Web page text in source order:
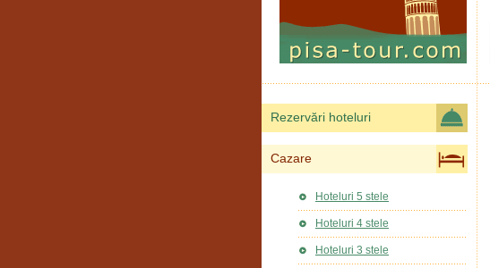
Rezervări hoteluri
Cazare
Hoteluri 5 stele
Hoteluri 4 stele
Hoteluri 3 stele